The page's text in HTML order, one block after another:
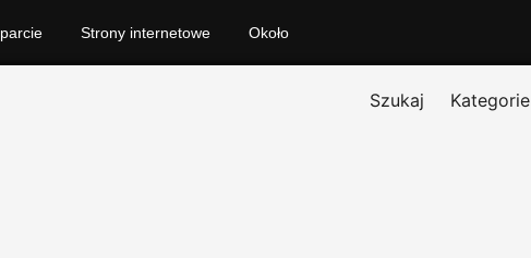
Strony internetowe Około
Szukaj Kategorie